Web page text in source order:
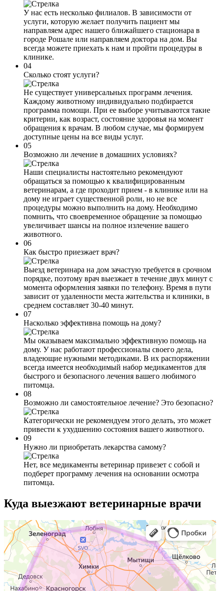
У нас есть несколько филиалов. В зависимости от
услуги, которую желает получить пациент мы
направляем адрес нашего ближайшего стационара в
городе Рошале или направляем доктора на дом. Вы
всегда можете приехать к нам и пройти процедуры в
клинике.
04
Сколько стоят услуги?
Не существует универсальных программ лечения.
Каждому животному индивидуально подбирается
программа помощи. При ее выборе учитываются такие
критерии, как возраст, состояние здоровья на момент
обращения к врачам. В любом случае, мы формируем
доступные цены на все виды услуг.
05
Возможно ли лечение в домашних условиях?
Наши специалисты настоятельно рекомендуют
обращаться за помощью к квалифицированным
ветеринарам, а где проходит прием - в клинике или на
дому не играет существенной роли, но не все
процедуры можно выполнить на дому. Необходимо
помнить, что своевременное обращение за помощью
увеличивает шансы на полное излечение вашего
животного.
06
Как быстро приезжает врач?
Выезд ветеринара на дом зачастую требуется в срочном
порядке, поэтому врач выезжает в течение двух минут с
момента оформления заявки по телефону. Время в пути
зависит от удаленности места жительства и клиники, в
среднем составляет 30-40 минут.
07
Насколько эффективна помощь на дому?
Мы оказываем максимально эффективную помощь на
дому. У нас работают профессионалы своего дела,
владеющие нужными методиками. В их распоряжении
всегда имеется необходимый набор медикаментов для
быстрого и безопасного лечения вашего любимого
питомца.
08
Возможно ли самостоятельное лечение? Это безопасно?
Категорически не рекомендуем этого делать, это может
привести к ухудшению состояния вашего животного.
09
Нужно ли приобретать лекарства самому?
Нет, все медикаменты ветеринар привезет с собой и
подберет программу лечения на основании осмотра
питомца.
Куда выезжают ветеринарные врачи